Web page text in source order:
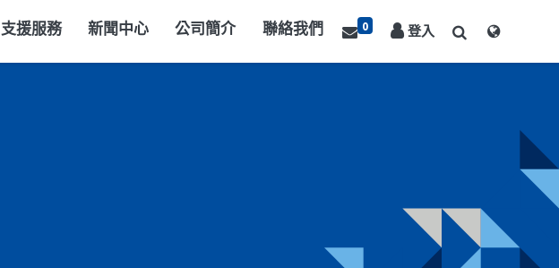
支援服務 新聞中心 公司簡介 聯絡我們 0 登入